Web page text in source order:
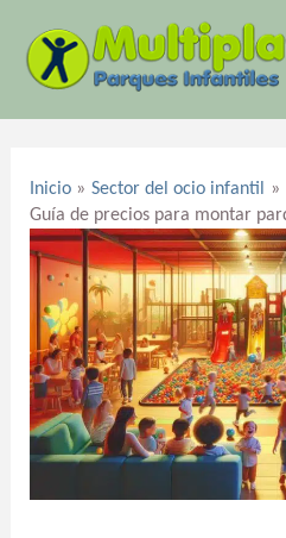
contenido
Inicio
Sector del ocio infantil
Guía de precios para montar
entradas